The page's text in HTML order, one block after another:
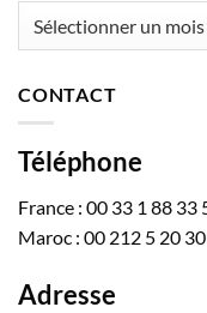
CONTACT
Téléphone
France : 00 33 1 88 33
Maroc : 00 212 5 20
Adresse